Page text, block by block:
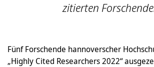
zitierten
Fünf Forschende hannoverscher
„Highly Cited Researchers 2022“